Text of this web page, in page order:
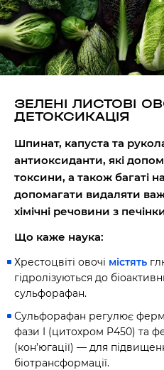
ЗЕЛЕНІ ЛИСТОВІ
ДЕТОКСИКАЦІЯ
Шпинат, капуста та
антиоксиданти, які
токсини, а також багаті
допомагати видаляти
хімічні речовини з
Що каже наука:
Хрестоцвіті овочі містять
гідролізуються до
сульфорафан.
Сульфорафан регулює
фази I (цитохром P450) та
(кон’югації) — для
біотрансформації.